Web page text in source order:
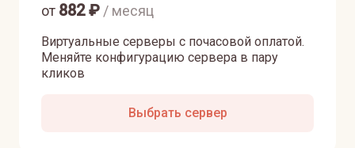
Виртуальные серверы с почасовой оплатой.
Меняйте конфигурацию сервера в пару
кликов
от 882₽ / месяц
Выбрать сервер